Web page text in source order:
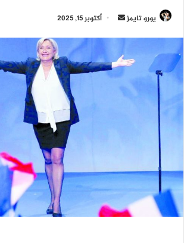
يورو تايمز
أرسل أكتوبر 15, 2025